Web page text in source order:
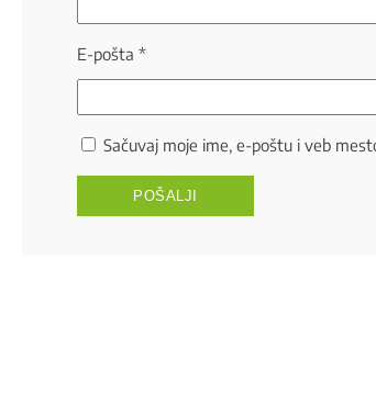
E-pošta *
Sačuvaj moje ime, e-poštu i veb